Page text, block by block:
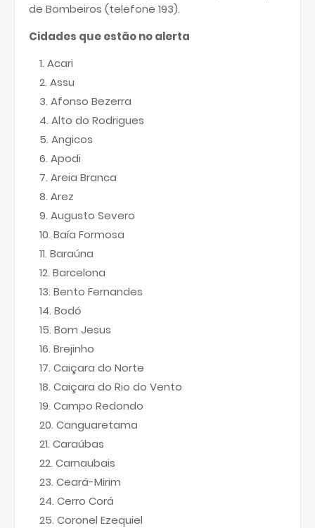
de Bombeiros (telefone 193).
Cidades que estão no alerta
Acari
Assu
Afonso Bezerra
Alto do Rodrigues
Angicos
Apodi
Areia Branca
Arez
Augusto Severo
Baía Formosa
Baraúna
Barcelona
Bento Fernandes
Bodó
Bom Jesus
Brejinho
Caiçara do Norte
Caiçara do Rio do Vento
Campo Redondo
Canguaretama
Caraúbas
Carnaubais
Ceará-Mirim
Cerro Corá
Coronel Ezequiel